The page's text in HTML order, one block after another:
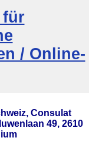
für
/ Online-
Consulat
49, 2610